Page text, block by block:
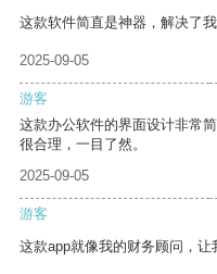
这款软件简直是神器，解决了我
2025-09-05
游客
这款办公软件的界面设计非常
很合理，一目了然。
2025-09-05
游客
这款app就像我的财务顾问，让